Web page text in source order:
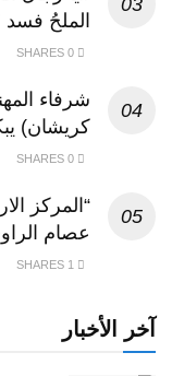
الملحُ فسد
شرفاء
كريشان)
“المركز
عصام
آخر الأخبار